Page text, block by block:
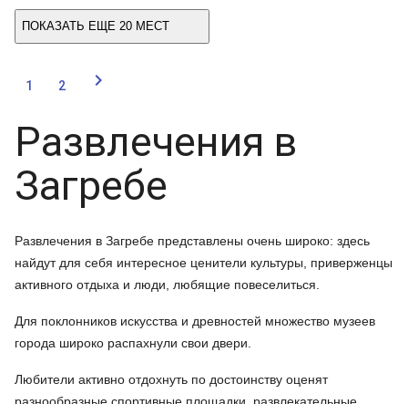
ПОКАЗАТЬ ЕЩЕ 20 МЕСТ
1 2 
Развлечения в
Загребе
Развлечения в Загребе представлены очень широко: здесь
найдут для себя интересное ценители культуры, приверженцы
активного отдыха и люди, любящие повеселиться.
Для поклонников искусства и древностей множество музеев
города широко распахнули свои двери.
Любители активно отдохнуть по достоинству оценят